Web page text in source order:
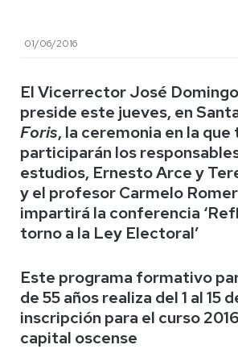
01/06/2016
El Vicerrector José
preside este jueves, en
Foris, la ceremonia en la
participarán los
estudios, Ernesto Arce y
y el profesor Carmelo
impartirá la conferencia
torno a la Ley Electoral’
Este programa formativo
de 55 años realiza del 1 al 15
inscripción para el curso
capital oscense